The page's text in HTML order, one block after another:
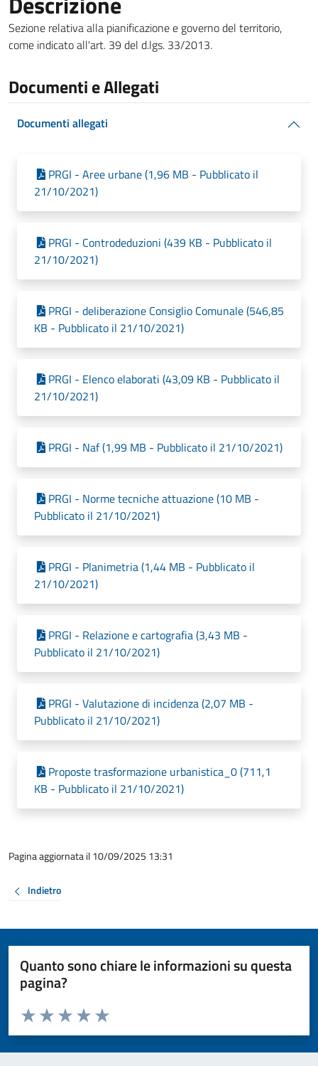
Sezione relativa alla pianificazione e governo del territorio,
come indicato all'art. 39 del d.lgs. 33/2013.
Documenti e Allegati
Documenti allegati
PRGI - Aree urbane (1,96 MB - Pubblicato il
21/10/2021)
PRGI - Controdeduzioni (439 KB - Pubblicato il
21/10/2021)
PRGI - deliberazione Consiglio Comunale (546,85
KB - Pubblicato il 21/10/2021)
PRGI - Elenco elaborati (43,09 KB - Pubblicato il
21/10/2021)
PRGI - Naf (1,99 MB - Pubblicato il 21/10/2021)
PRGI - Norme tecniche attuazione (10 MB -
Pubblicato il 21/10/2021)
PRGI - Planimetria (1,44 MB - Pubblicato il
21/10/2021)
PRGI - Relazione e cartografia (3,43 MB -
Pubblicato il 21/10/2021)
PRGI - Valutazione di incidenza (2,07 MB -
Pubblicato il 21/10/2021)
Proposte trasformazione urbanistica_0 (711,1
KB - Pubblicato il 21/10/2021)
Pagina aggiornata il 10/09/2025 13:31
Indietro
Quanto sono chiare le informazioni su questa
pagina?
Valuta da 1 a 5 stelle la pagina
Valuta 5 stelle su 5
Valuta 4 stelle su 5
Valuta 3 stelle su 5
Valuta 2 stelle su 5
Valuta 1 stelle su 5